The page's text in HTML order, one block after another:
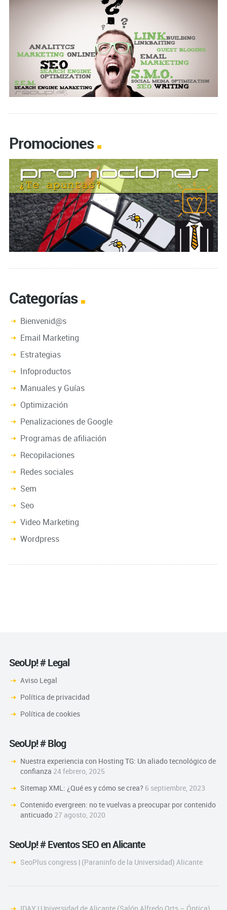
Promociones
Categorías
Bienvenid@s
Email Marketing
Estrategias
Infoproductos
Manuales y Guías
Optimización
Penalizaciones de Google
Programas de afiliación
Recopilaciones
Redes sociales
Sem
Seo
Video Marketing
Wordpress
SeoUp! # Legal
Aviso Legal
Política de privacidad
Política de cookies
SeoUp! # Blog
Nuestra experiencia con Hosting TG: Un aliado tecnológico de
confianza 24 febrero, 2025
Sitemap XML: ¿Qué es y cómo se crea? 6 septiembre, 2023
Contenido evergreen: no te vuelvas a preocupar por contenido
anticuado 27 agosto, 2020
SeoUp! # Eventos SEO en Alicante
SeoPlus congress | (Paraninfo de la Universidad) Alicante